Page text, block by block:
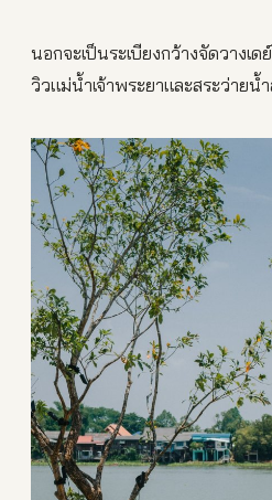
นอกจะเป็นระเบียงกว้างจัดวางเ
วิวแม่น้ำเจ้าพระยาและสระว่ายน้